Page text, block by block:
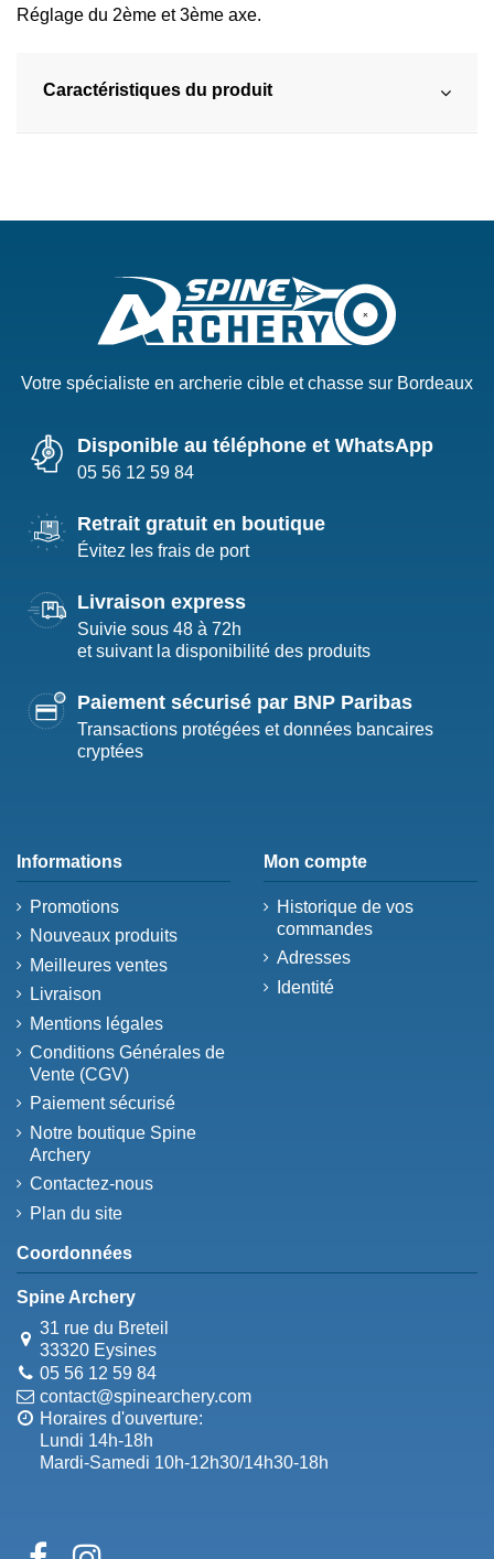
Réglage du 2ème et 3ème axe.
Caractéristiques du produit
Votre spécialiste en archerie cible et chasse sur Bordeaux
Disponible au téléphone et WhatsApp
05 56 12 59 84
Retrait gratuit en boutique
Évitez les frais de port
Livraison express
Suivie sous 48 à 72h
et suivant la disponibilité des produits
Paiement sécurisé par BNP Paribas
Transactions protégées et données bancaires
cryptées
Informations
Promotions
Nouveaux produits
Meilleures ventes
Livraison
Mentions légales
Conditions Générales de
Vente (CGV)
Paiement sécurisé
Notre boutique Spine
Archery
Contactez-nous
Plan du site
Mon compte
Historique de vos
commandes
Adresses
Identité
Coordonnées
Spine Archery
31 rue du Breteil
33320 Eysines
05 56 12 59 84
contact@spinearchery.com
Horaires d'ouverture:
Lundi 14h-18h
Mardi-Samedi 10h-12h30/14h30-18h